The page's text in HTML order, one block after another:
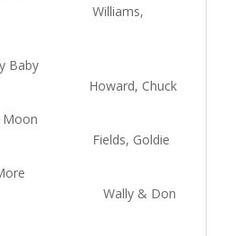
Baby
Chuck
Moon
Goldie
& Don